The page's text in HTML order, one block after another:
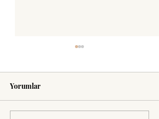
Yaşamasın 1 Mayıs!
Yorumlar